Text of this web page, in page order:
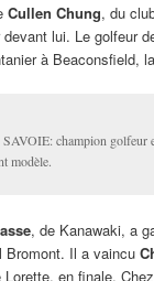
Cullen Chung, du
lui. Le golfeur
à Beaconsfield,
champion golfeur
modèle.
, de Kanawaki, a
Bromont. Il a vaincu
Lorette, en finale.